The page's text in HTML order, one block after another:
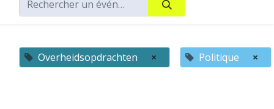
Overheidsopdrachten × Politique ×